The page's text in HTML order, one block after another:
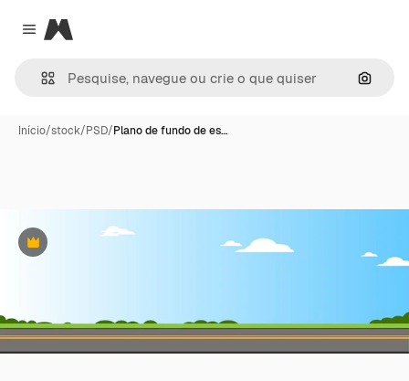
Close menu
Magnific
Início/stock/PSD/Plano de fundo de es…
Premium